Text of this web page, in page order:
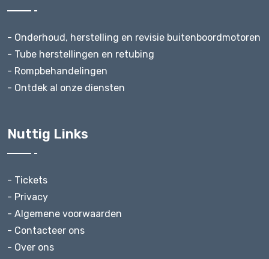
- Onderhoud, herstelling en revisie buitenboordmotoren
- Tube herstellingen en retubing
- Rompbehandelingen
- Ontdek al onze diensten
Nuttig Links
- Tickets
- Privacy
- Algemene voorwaarden
- Contacteer ons
- Over ons